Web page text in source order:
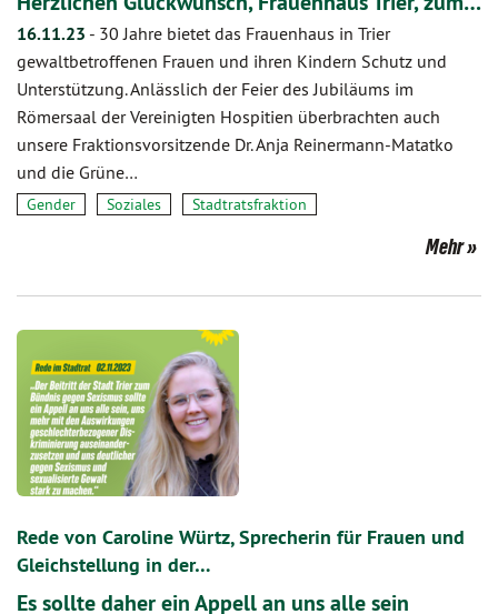
16.11.23 - 30 Jahre bietet das Frauenhaus in Trier
gewaltbetroffenen Frauen und ihren Kindern Schutz und
Unterstützung. Anlässlich der Feier des Jubiläums im
Römersaal der Vereinigten Hospitien überbrachten auch
unsere Fraktionsvorsitzende Dr. Anja Reinermann-Matatko
und die Grüne…
Gender Soziales Stadtratsfraktion
Mehr
Rede von Caroline Würtz, Sprecherin für Frauen und
Gleichstellung in der…
Es sollte daher ein Appell an uns alle sein